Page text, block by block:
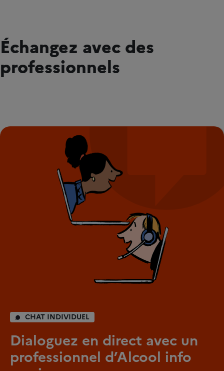
Échangez avec des
professionnels
CHAT INDIVIDUEL
Dialoguez en direct avec un
professionnel d’Alcool info